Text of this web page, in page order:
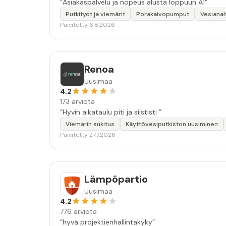
“Asiakaspalvelu ja nopeus alusta loppuun A1”
Putkityöt ja viemärit Porakaivopumput
Päivitetty 6.8.2026
Renoa
Uusimaa
4.2
173 arviota
“Hyvin aikataulu piti ja siististi ”
Viemärin sukitus Käyttövesiputkiston uusiminen
Päivitetty 27.7.2026
Lämpöpartio
Uusimaa
4.2
776 arviota
“hyvä projektienhallintakyky”